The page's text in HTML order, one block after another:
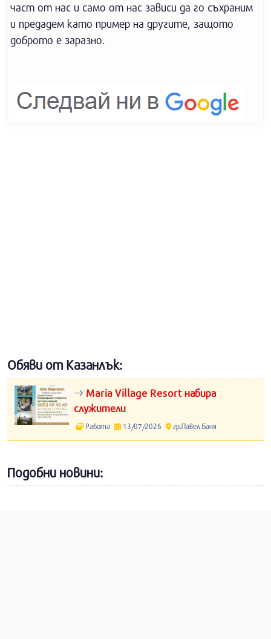
част от нас и само от нас зависи да го съхраним
и предадем като пример на другите, защото
доброто е заразно.
Обяви от Казанлък:
Maria Village Resort набира
служители
Работа 13/07/2026 гр.Павел Баня
Подобни новини: